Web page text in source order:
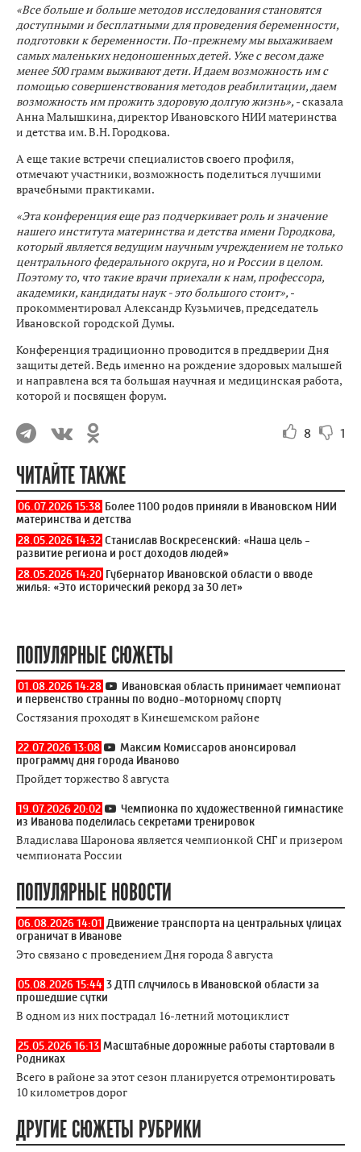
«Все больше и больше методов исследования становятся
доступными и бесплатными для проведения беременности,
подготовки к беременности. По-прежнему мы выхаживаем
самых маленьких недоношенных детей. Уже с весом даже
менее 500 грамм выживают дети. И даем возможность им с
помощью совершенствования методов реабилитации, даем
возможность им прожить здоровую долгую жизнь», - сказала
Анна Малышкина, директор Ивановского НИИ материнства
и детства им. В.Н. Городкова.
А еще такие встречи специалистов своего профиля,
отмечают участники, возможность поделиться лучшими
врачебными практиками.
«Эта конференция еще раз подчеркивает роль и значение
нашего института материнства и детства имени Городкова,
который является ведущим научным учреждением не только
центрального федерального округа, но и России в целом.
Поэтому то, что такие врачи приехали к нам, профессора,
академики, кандидаты наук - это большого стоит», -
прокомментировал Александр Кузьмичев, председатель
Ивановской городской Думы.
Конференция традиционно проводится в преддверии Дня
защиты детей. Ведь именно на рождение здоровых малышей
и направлена вся та большая научная и медицинская работа,
которой и посвящен форум.
8 1
ЧИТАЙТЕ ТАКЖЕ
06.07.2026 15:38 Более 1100 родов приняли в Ивановском НИИ
материнства и детства
28.05.2026 14:32 Станислав Воскресенский: «Наша цель -
развитие региона и рост доходов людей»
28.05.2026 14:20 Губернатор Ивановской области о вводе
жилья: «Это исторический рекорд за 30 лет»
ПОПУЛЯРНЫЕ СЮЖЕТЫ
01.08.2026 14:28
Ивановская область принимает чемпионат
и первенство странны по водно-моторному спорту
Состязания проходят в Кинешемском районе
22.07.2026 13:08
Максим Комиссаров анонсировал
программу дня города Иваново
Пройдет торжество 8 августа
19.07.2026 20:02
Чемпионка по художественной гимнастике
из Иванова поделилась секретами тренировок
Владислава Шаронова является чемпионкой СНГ и призером
чемпионата России
ПОПУЛЯРНЫЕ НОВОСТИ
06.08.2026 14:01 Движение транспорта на центральных улицах
ограничат в Иванове
Это связано с проведением Дня города 8 августа
05.08.2026 15:44 3 ДТП случилось в Ивановской области за
прошедшие сутки
В одном из них пострадал 16-летний мотоциклист
25.05.2026 16:13 Масштабные дорожные работы стартовали в
Родниках
Всего в районе за этот сезон планируется отремонтировать
10 километров дорог
ДРУГИЕ СЮЖЕТЫ РУБРИКИ